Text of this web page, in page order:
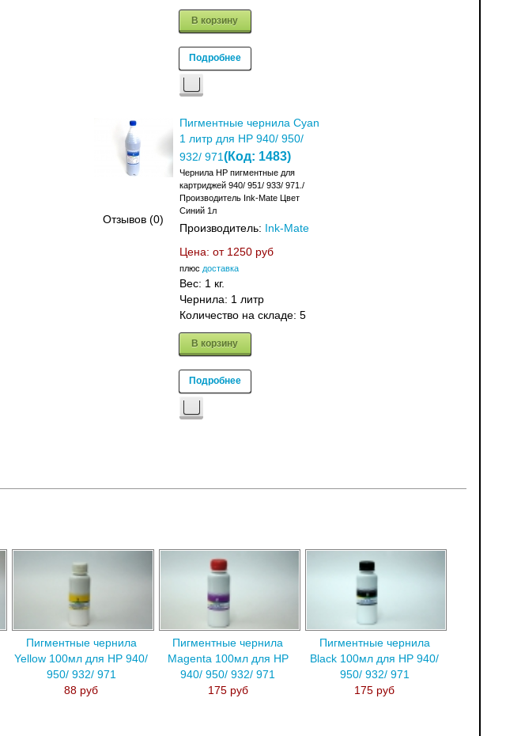
В корзину
Подробнее
Отзывов (0)
Пигментные чернила Cyan
1 литр для HP 940/ 950/
932/ 971(Код: 1483)
Чернила HP пигментные для
картриджей 940/ 951/ 933/ 971./
Производитель Ink-Mate Цвет
Синий 1л
Производитель:
Ink-Mate
Цена: от 1250 руб
плюс доставка
Вес: 1 кг.
Чернила: 1 литр
Количество на складе: 5
В корзину
Подробнее
Пигментные чернила
Yellow 100мл для HP 940/
950/ 932/ 971
88 руб
Пигментные чернила
Magenta 100мл для HP
940/ 950/ 932/ 971
175 руб
Пигментные чернила
Black 100мл для HP 940/
950/ 932/ 971
175 руб